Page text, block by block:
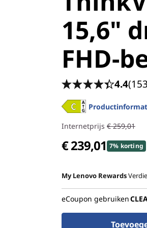
15,6"
FHD-
4.4
Internetprijs € 259,01
€ 239,01 7% korting
My Lenovo Rewards
eCoupon gebruiken